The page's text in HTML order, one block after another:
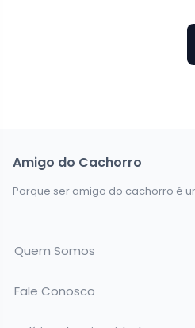
Amigo do Cachorro
Porque ser amigo do cachorro é
Quem Somos
Fale Conosco